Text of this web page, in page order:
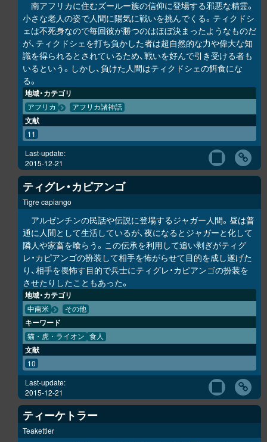
南アフリカに住むズールー族の信仰に登場する邪悪な精霊。
小さな老人の姿で人間に陽気に戦いを挑んでくる。ティクドシ
ェは不死身なので毎回彼が勝つのはほぼ決まったようなものだ
が、ティクドシェを打ち負かした者は超自然的な力や偉大な知
識を得られるとされているため、戦いを好んで引き受ける者も
いるという。しかし、負けた人間はティクドシェの餌食にな
る。
地域・カテゴリ
アフリカ アフリカ諸神話
文献
11
Last-update:
2015-12-21
ティグレ・カピアンゴ
Tigre capiango
アルゼンチンの民話や伝説に登場するジャガー人間。昼は普
通に人間として生活しているが、夜になるとジャガーと化して
隣人や家畜を喰らう。この伝承を利用して追い剥ぎがティグ
レ・カピアンゴの扮装して相手を怖がらせて目的を成し遂げた
り、相手を畏怖す目的で兵士にティグレ・カピアンゴの扮装を
させたりしたこともあった。
地域・カテゴリ
中南米 その他
キーワード
猫・虎・ライオン 食人
文献
10
Last-update:
2015-12-21
ティーケトラー
Teakettler